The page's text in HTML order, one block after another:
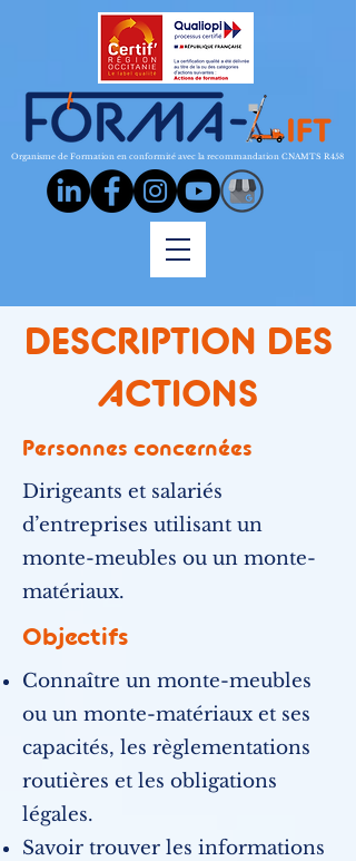
Organisme de Formation en conformité avec la recommandation CNAMTS R458
DESCRIPTION DES
ACTIONS
Personnes concernées
Dirigeants et salariés
d’entreprises utilisant un
monte-meubles ou un monte-
matériaux.
Objectifs
Connaître un monte-meubles
ou un monte-matériaux et ses
capacités, les règlementations
routières et les obligations
légales.
Savoir trouver les informations